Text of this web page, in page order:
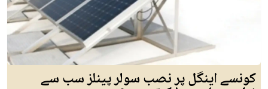
کونسے اینگل پر نصب سولر پینلز سب سے